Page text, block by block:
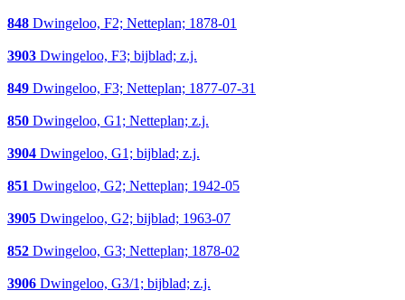
848 Dwingeloo, F2; Netteplan; 1878-01
3903 Dwingeloo, F3; bijblad; z.j.
849 Dwingeloo, F3; Netteplan; 1877-07-31
850 Dwingeloo, G1; Netteplan; z.j.
3904 Dwingeloo, G1; bijblad; z.j.
851 Dwingeloo, G2; Netteplan; 1942-05
3905 Dwingeloo, G2; bijblad; 1963-07
852 Dwingeloo, G3; Netteplan; 1878-02
3906 Dwingeloo, G3/1; bijblad; z.j.